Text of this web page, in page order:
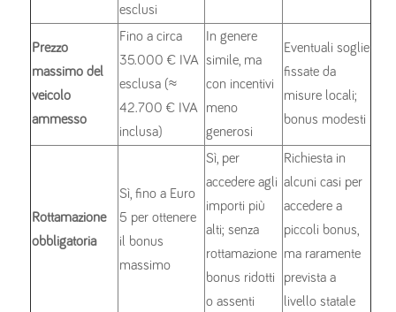
esclusi
Prezzo
massimo del
veicolo
ammesso
Fino a circa
35.000 € IVA
esclusa (≈
42.700 € IVA
inclusa)
In genere
simile, ma
con incentivi
meno
generosi
Eventuali soglie
fissate da
misure locali;
bonus modesti
Rottamazione
obbligatoria
Sì, fino a Euro
5 per ottenere
il bonus
massimo
Sì, per
accedere agli
importi più
alti; senza
rottamazione
bonus ridotti
o assenti
Richiesta in
alcuni casi per
accedere a
piccoli bonus,
ma raramente
prevista a
livello statale